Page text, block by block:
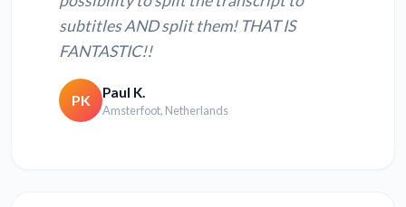
subtitles AND split them! THAT IS
FANTASTIC!!
PK Paul K.
Amsterfoot, Netherlands